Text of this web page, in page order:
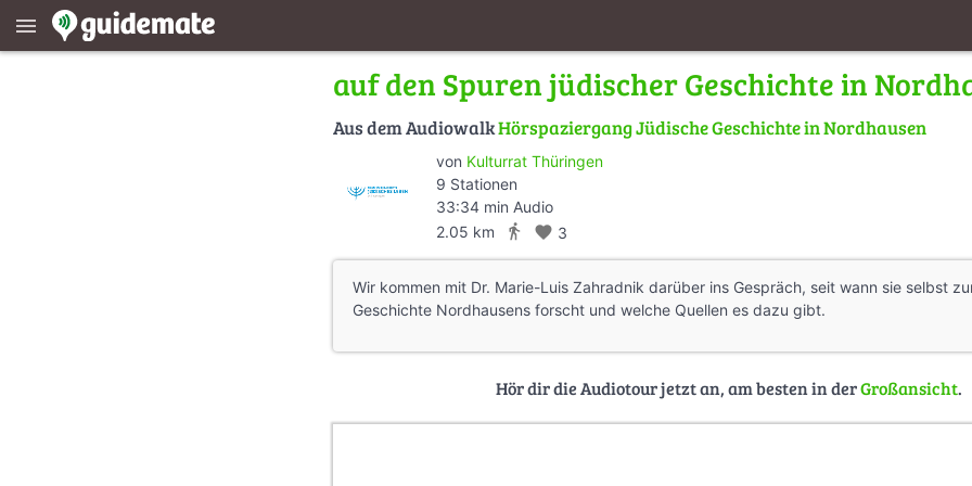
menu
auf den Spuren jüdischer Geschichte in
Aus dem AudiowalkHörspaziergang Jüdische Geschichte in Nordhausen
von Kulturrat Thüringen
9 Stationen
33:34 min Audio
2.05 km
directions_walk favorite 3
Wir kommen mit Dr. Marie-Luis Zahradnik darüber ins Gespräch, seit wann sie selbst
Geschichte Nordhausens forscht und welche Quellen es dazu gibt.
Hör dir die Audiotour jetzt an, am besten in derGroßansicht.